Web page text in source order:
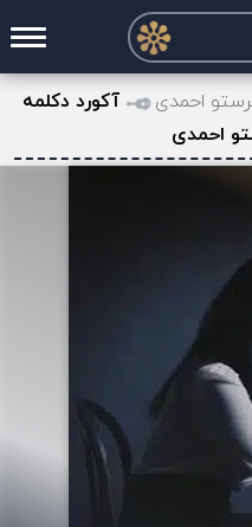
احمدی
آکورد دکلمه
احمدی